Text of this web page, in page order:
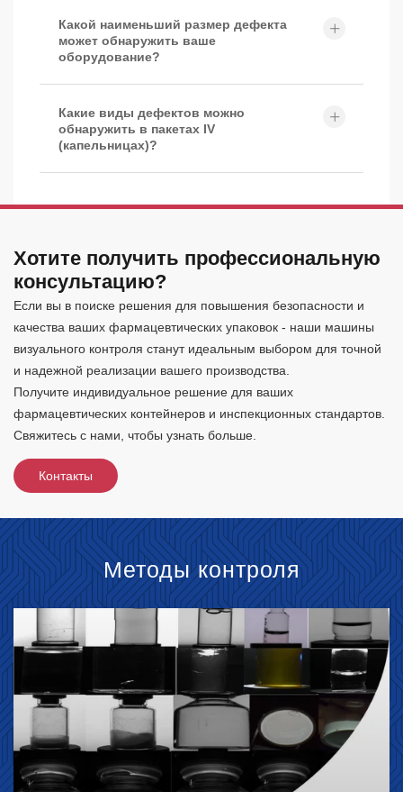
Какой наименьший размер дефекта
может обнаружить ваше
оборудование?
Какие виды дефектов можно
обнаружить в пакетах IV
(капельницах)?
Хотите получить профессиональную
консультацию?
Если вы в поиске решения для повышения безопасности и
качества ваших фармацевтических упаковок - наши машины
визуального контроля станут идеальным выбором для точной
и надежной реализации вашего производства.
Получите индивидуальное решение для ваших
фармацевтических контейнеров и инспекционных стандартов.
Свяжитесь с нами, чтобы узнать больше.
Контакты
Методы контроля